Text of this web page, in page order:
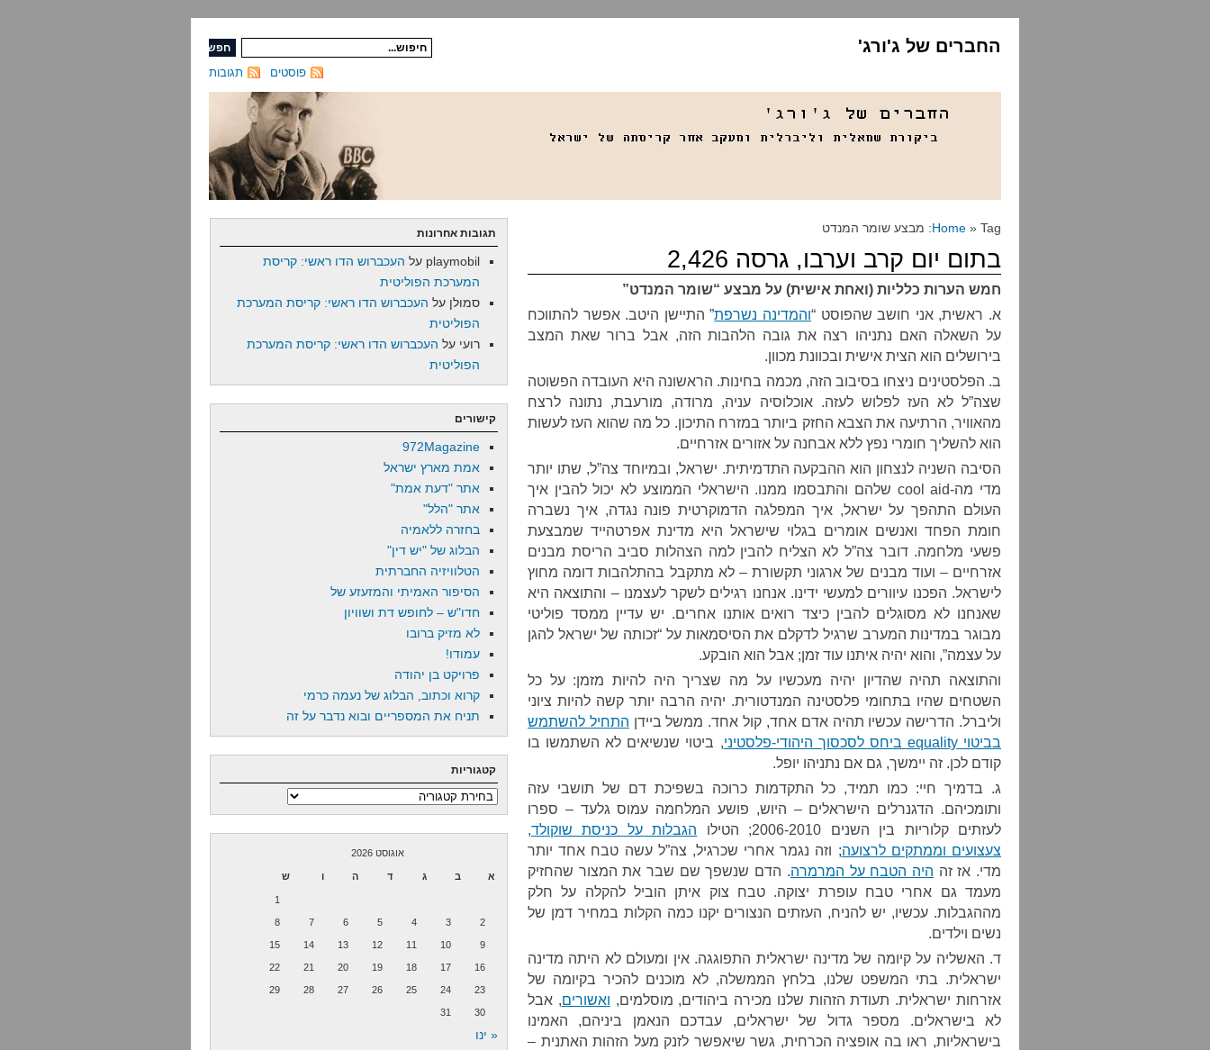
החברים של ג'ורג'
תגובות פוסטים
Home » Tag: מבצע שומר המנדט
בתום יום קרב וערבו, גרסה 2,426
חמש הערות כלליות (ואחת אישית) על מבצע “שומר המנדט”
א. ראשית, אני חושב שהפוסט “והמדינה נשרפת” התיישן היטב. אפשר להתווכח
על השאלה האם נתניהו רצה את גובה הלהבות הזה, אבל ברור שאת המצב
בירושלים הוא הצית אישית ובכוונת מכוון.
ב. הפלסטינים ניצחו בסיבוב הזה, מכמה בחינות. הראשונה היא העובדה הפשוטה
שצה”ל לא העז לפלוש לעזה. אוכלוסיה עניה, מרודה, מורעבת, נתונה לרצח
מהאוויר, הרתיעה את הצבא החזק ביותר במזרח התיכון. כל מה שהוא העז לעשות
הוא להשליך חומרי נפץ ללא אבחנה על אזורים אזרחיים.
הסיבה השניה לנצחון הוא ההבקעה התדמיתית. ישראל, ובמיוחד צה”ל, שתו יותר
מדי מה-cool aid שלהם והתבסמו ממנו. הישראלי הממוצע לא יכול להבין איך
העולם התהפך על ישראל, איך המפלגה הדמוקרטית פונה נגדה, איך נשברה
חומת הפחד ואנשים אומרים בגלוי שישראל היא מדינת אפרטהייד שמבצעת
פשעי מלחמה. דובר צה”ל לא הצליח להבין למה הצהלות סביב הריסת מבנים
אזרחיים – ועוד מבנים של ארגוני תקשורת – לא מתקבל בהתלהבות דומה מחוץ
לישראל. הפכנו עיוורים למעשי ידינו. אנחנו רגילים לשקר לעצמנו – והתוצאה היא
שאנחנו לא מסוגלים להבין כיצד רואים אותנו אחרים. יש עדיין ממסד פוליטי
מבוגר במדינות המערב שרגיל לדקלם את הסיסמאות על “זכותה של ישראל להגן
על עצמה”, והוא יהיה איתנו עוד זמן; אבל הוא הובקע.
והתוצאה תהיה שהדיון יהיה מעכשיו על מה שצריך היה להיות מזמן: על כל
השטחים שהיו בתחומי פלסטינה המנדטורית. יהיה הרבה יותר קשה להיות ציוני
וליברל. הדרישה עכשיו תהיה אדם אחד, קול אחד. ממשל ביידן התחיל להשתמש
בביטוי equality ביחס לסכסוך היהודי-פלסטיני
, ביטוי שנשיאים לא השתמשו בו
קודם לכן. זה יימשך, גם אם נתניהו יופל.
ג. בדמיך חיי: כמו תמיד, כל התקדמות כרוכה בשפיכת דם של תושבי עזה
ותומכיהם. הדגנרלים הישראלים – היוש, פושע המלחמה עמוס גלעד – ספרו
לעזתים קלוריות בין השנים 2006-2010; הטילו
הגבלות על כניסת שוקולד,
צעצועים וממתקים לרצועה; וזה נגמר אחרי שכרגיל, צה”ל עשה טבח אחד יותר
מדי. אז זה היה הטבח על המרמרה. הדם שנשפך שם שבר את המצור שהחזיק
מעמד גם אחרי טבח עופרת יצוקה. טבח צוק איתן הוביל להקלה על חלק
מההגבלות. עכשיו, יש להניח, העזתים הנצורים יקנו כמה הקלות במחיר דמן של
נשים וילדים.
ד. האשליה על קיומה של מדינה ישראלית התפוגגה. אין ומעולם לא היתה מדינה
ישראלית. בתי המשפט שלנו, בלחץ הממשלה, לא מוכנים להכיר בקיומה של
אזרחות ישראלית. תעודת הזהות שלנו מכירה ביהודים, מוסלמים, ואשורים, אבל
לא בישראלים. מספר גדול של ישראלים, עבדכם הנאמן ביניהם, האמינו
בישראליות, ראו בה אופציה הכרחית, גשר שיאפשר לזנק מעל הזהות האתנית –
תגובות אחרונות
playmobil על העכברוש הדו ראשי: קריסת
המערכת הפוליטית
סמולן על העכברוש הדו ראשי: קריסת המערכת
הפוליטית
רועי על העכברוש הדו ראשי: קריסת המערכת
הפוליטית
קישורים
972Magazine
אמת מארץ ישראל
אתר "דעת אמת"
אתר "הלל"
בחזרה ללאמיה
הבלוג של "יש דין"
הטלוויזיה החברתית
הסיפור האמיתי והמזעזע של
חדו"ש – לחופש דת ושוויון
לא מזיק ברובו
עמודו!
פרויקט בן יהודה
קרוא וכתוב, הבלוג של נעמה כרמי
תניח את המספריים ובוא נדבר על זה
קטגוריות
קטגוריות
אוגוסט 2026
א ב ג ד ה ו ש
1
2
3
4
5
6
7
8
9
10
11
12
13
14
15
16
17
18
19
20
21
22
23
24
25
26
27
28
29
30
31
« ינו